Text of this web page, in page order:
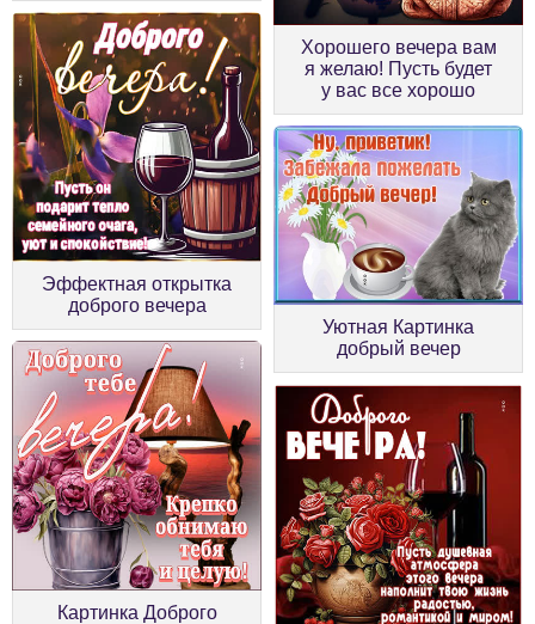
Хорошего вечера вам
я желаю! Пусть будет
у вас все хорошо
Эффектная открытка
доброго вечера
Уютная Картинка
добрый вечер
Картинка Доброго